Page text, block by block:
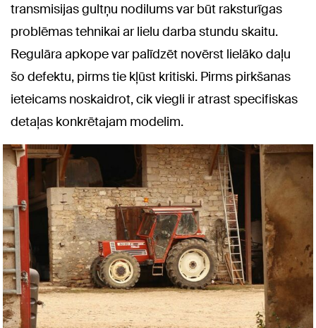
transmisijas gultņu nodilums var būt raksturīgas
problēmas tehnikai ar lielu darba stundu skaitu.
Regulāra apkope var palīdzēt novērst lielāko daļu
šo defektu, pirms tie kļūst kritiski. Pirms pirkšanas
ieteicams noskaidrot, cik viegli ir atrast specifiskas
detaļas konkrētajam modelim.